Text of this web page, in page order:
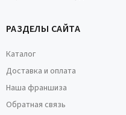
РАЗДЕЛЫ САЙТА
Каталог
Доставка и оплата
Наша франшиза
Обратная связь